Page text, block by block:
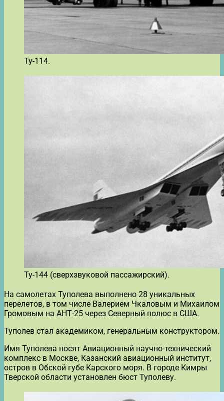
Ту-114.
Ту-144 (сверхзвуковой пассажирский).
На самолетах Туполева выполнено 28 уникальных
перелетов, в том числе Валерием Чкаловым и Михаилом
Громовым на АНТ-25 через Северный полюс в США.
Туполев стал академиком, генеральным конструктором.
Имя Туполева носят Авиационный научно-технический
комплекс в Москве, Казанский авиационный институт,
остров в Обской губе Карского моря. В городе Кимры
Тверской области установлен бюст Туполеву.